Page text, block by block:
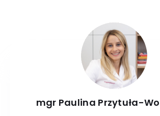
mgr Paulina Przytuła-